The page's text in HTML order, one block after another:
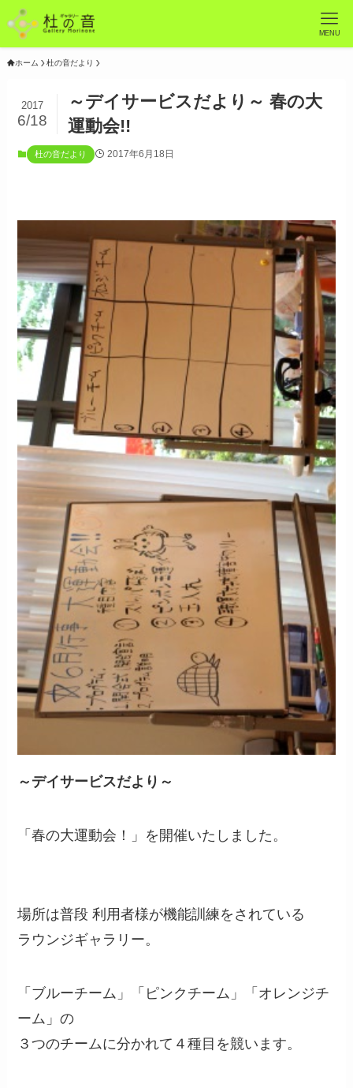
MENU
ホーム 杜の音だより
～デイサービスだより～ 春の大
運動会!!
2017
6/18
杜の音だより 2017年6月18日
～デイサービスだより～
「春の大運動会！」を開催いたしました。
場所は普段 利用者様が機能訓練をされている
ラウンジギャラリー。
「ブルーチーム」「ピンクチーム」「オレンジチ
ーム」の
３つのチームに分かれて４種目を競います。